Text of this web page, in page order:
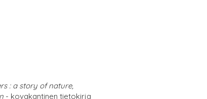
: a story of nature,
- kovakantinen tietokirja